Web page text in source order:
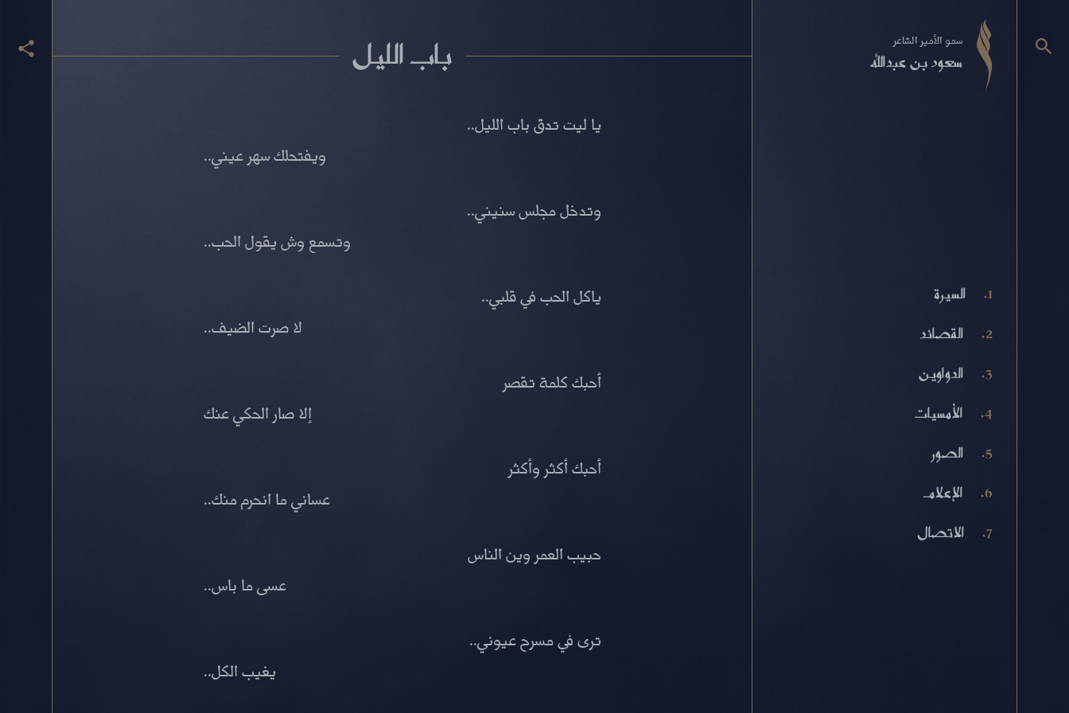
سمو الأمير الشاعر
سعود بن عبدالله
السيرة
القصائد
الدواوين
الأمسيات
الصور
الإعلام
الاتصال
باب الليل
يا ليت تدق باب الليل..
ويفتحلك سهر عيني..
وتدخل مجلس سنيني..
وتسمع وش يقول الحب..
ياكل الحب في قلبي..
لا صرت الضيف..
أحبك كلمة تقصر
إلا صار الحكي عنك
أحبك أكثر وأكثر
عساني ما انحرم منك..
حبيب العمر وين الناس
عسى ما باس..
ترى في مسرح عيوني..
يغيب الكل..